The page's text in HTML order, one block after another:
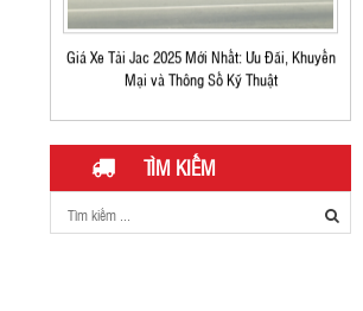
Giá Xe Tải Jac 2025 Mới Nhất: Ưu Đãi, Khuyến
Mại và Thông Số Kỹ Thuật
TÌM KIẾM